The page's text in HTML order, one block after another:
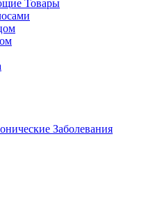
Товары
Заболевания